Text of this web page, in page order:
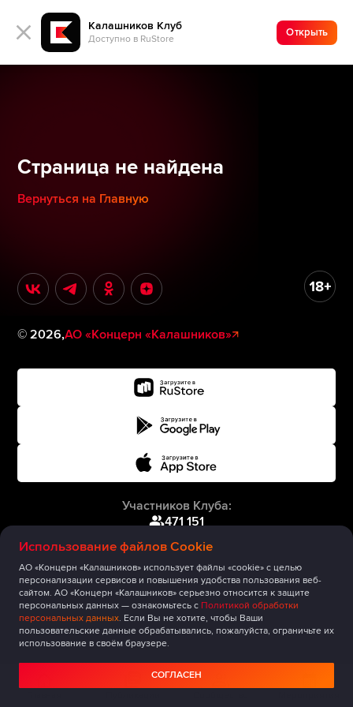
Калашников Клуб
Доступно в RuStore
Открыть
Использование файлов Cookie
АО «Концерн «Калашников» использует файлы «cookie» с целью
персонализации сервисов и повышения удобства пользования веб-
сайтом. АО «Концерн «Калашников» серьезно относится к защите
персональных данных — ознакомьтесь с Политикой обработки
персональных данных. Если Вы не хотите, чтобы Ваши
пользовательские данные обрабатывались, пожалуйста, ограничьте их
использование в своём браузере.
СОГЛАСЕН
Страница не найдена
Вернуться на Главную
©2026,АО «Концерн «Калашников»
Участников Клуба:
471 151